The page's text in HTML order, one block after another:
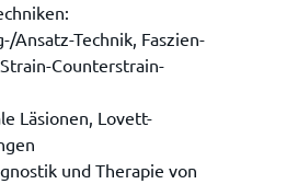
Ansatz-Technik, Faszien-
Counterstrain-
Läsionen, Lovett-
und Therapie von